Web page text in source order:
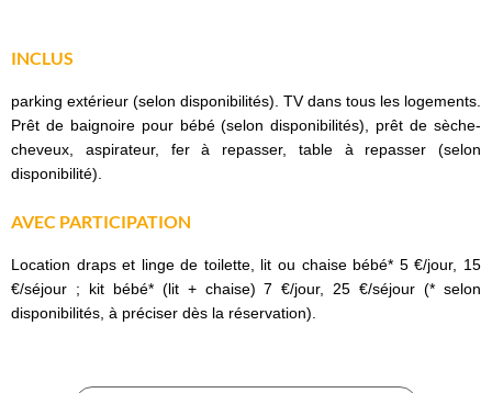
INCLUS
parking extérieur (selon disponibilités). TV dans tous les logements.
Prêt de baignoire pour bébé (selon disponibilités), prêt de sèche-
cheveux, aspirateur, fer à repasser, table à repasser (selon
disponibilité).
AVEC PARTICIPATION
Location draps et linge de toilette, lit ou chaise bébé* 5 €/jour, 15
€/séjour ; kit bébé* (lit + chaise) 7 €/jour, 25 €/séjour (* selon
disponibilités, à préciser dès la réservation).